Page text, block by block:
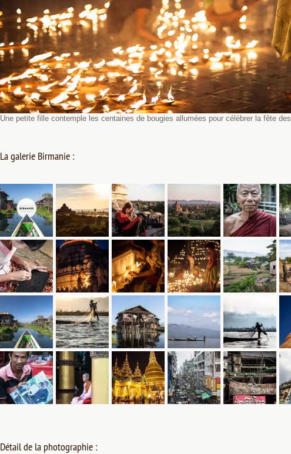
Une petite fille contemple les centaines de bougies allumées pour célébrer la fête
La galerie Birmanie :
Détail de la photographie :